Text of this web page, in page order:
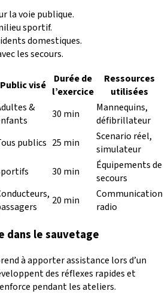
la voie publique.
sportif.
domestiques.
les secours.
Public visé
Durée de
l’exercice
Ressources
utilisées
&
30 min
Mannequins,
défibrillateur
publics 25 min
Scenario réel,
simulateur
30 min
Équipements de
secours
20 min
Communication
radio
dans le sauvetage
à apporter assistance lors d’un
des réflexes rapides et
pendant les ateliers.